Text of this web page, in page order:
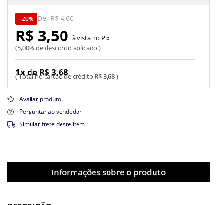
De R$ 4,60
R$ 3,68
20%
1x de R$ 3,68
R$ 3,50
5,00% de desconto aplicado
Pix
Avaliar produto
Perguntar ao vendedor
Simular frete deste item
Informações sobre o produto